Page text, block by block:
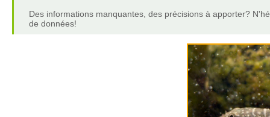
Des informations manquantes, des précisions à apporter?
de données!